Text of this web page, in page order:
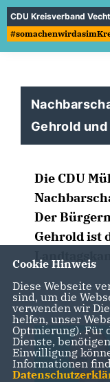
CDU Kreisverband
Gehrold
Die CDU
Der
Gehrold ist
Cookie Hinweis
Diese Webseite
sind, um die
verwenden wir
helfen, unser
Optmierung). Für
Dienste,
Einwilligung
Informationen